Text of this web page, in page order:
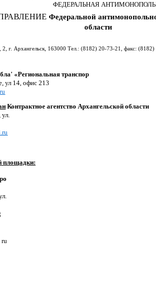
ФЕДЕРАЛЬНАЯ
Федеральной
области
г. Архангельск, 163000 Тел. : (8182) 20-73-21, факс:
«Региональная транспор
ул 14, офис 213
Контрактное агентство Архангельской области
ул.
площадки:
ru